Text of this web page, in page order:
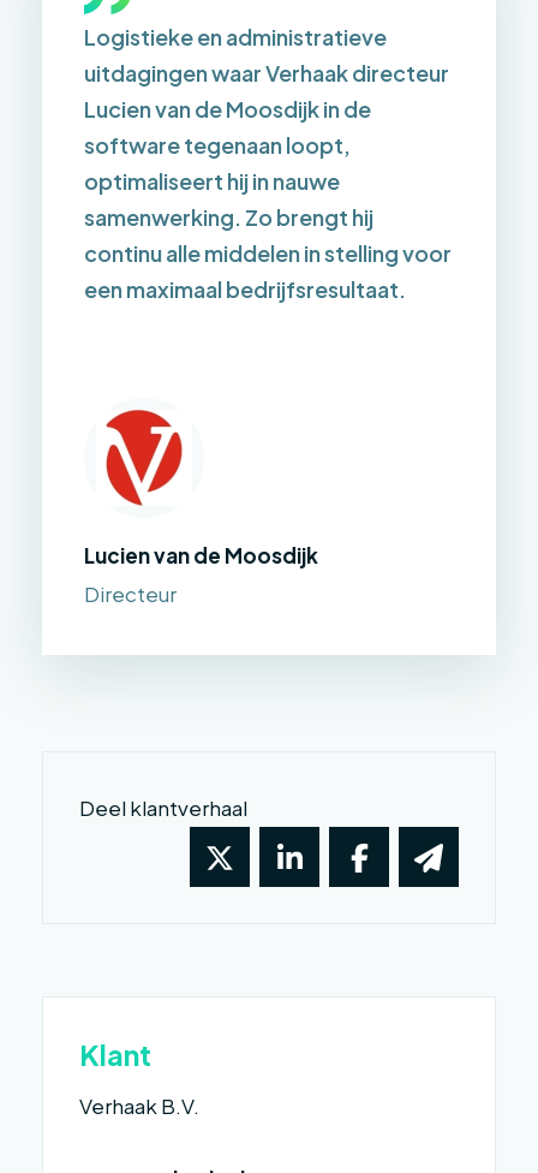
Logistieke en administratieve
uitdagingen waar Verhaak directeur
Lucien van de Moosdijk in de
software tegenaan loopt,
optimaliseert hij in nauwe
samenwerking. Zo brengt hij
continu alle middelen in stelling voor
een maximaal bedrijfsresultaat.
Lucien van de Moosdijk
Directeur
Deel klantverhaal
Klant
Verhaak B.V.